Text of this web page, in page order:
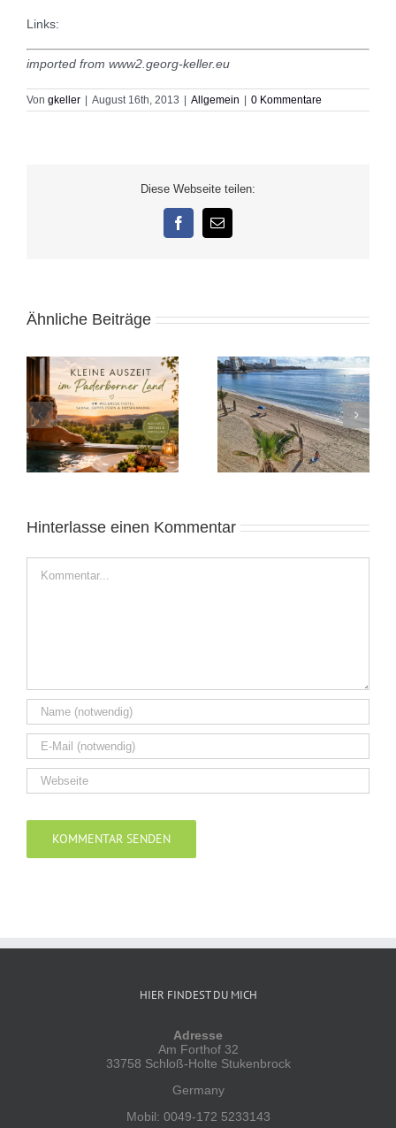
Links:
imported from www2.georg-keller.eu
Von gkeller | August 16th, 2013 | Allgemein | 0 Kommentare
Diese Webseite teilen:
Facebook
E-
Mail
Ähnliche Beiträge
Alicante November
2025: Sonnige Auszeit
Heide 2025:
Norddeutsches
Wochenende
Hinterlasse einen Kommentar
Kommentar
HIER FINDEST DU MICH
Adresse
Am Forthof 32
33758 Schloß-Holte Stukenbrock
Germany
Mobil: 0049-172 5233143